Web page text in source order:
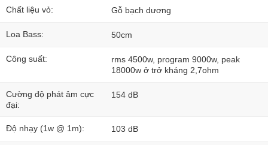
Chất liệu vỏ: Gỗ bạch dương
Loa Bass: 50cm
Công suất:
rms 4500w, program 9000w, peak
18000w ở trở kháng 2,7ohm
Cường độ phát âm cực
đại:
154 dB
Độ nhạy (1w @ 1m): 103 dB